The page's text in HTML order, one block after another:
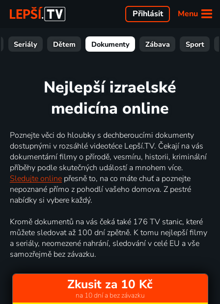
Menu
Přihlásit
Seriály Dětem Dokumenty Zábava Sport
Nejlepší izraelské
medicína online
Poznejte věci do hloubky s dechberoucími dokumenty
dostupnými v rozsáhlé videotéce Lepší.TV. Čekají na vás
dokumentární filmy o přírodě, vesmíru, historii, kriminální
příběhy podle skutečných událostí a mnohem více.
Sledujte online přesně to, na co máte chuť a poznejte
nepoznané přímo z pohodlí vašeho domova. Z pestré
nabídky si vybere každý.
Kromě dokumentů na vás čeká také 176 TV stanic, které
můžete sledovat až 100 dní zpětně. K tomu nejlepší filmy
a seriály, neomezené nahrání, sledování v celé EU a vše
samozřejmě bez závazku.
Zkusit za 10 Kč
na 10 dní a bez závazku